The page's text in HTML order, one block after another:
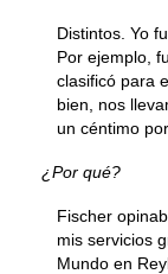
Distintos. Yo
Por ejemplo,
clasificó para
bien, nos
un céntimo
¿Por qué?
Fischer
mis servicios
Mundo en